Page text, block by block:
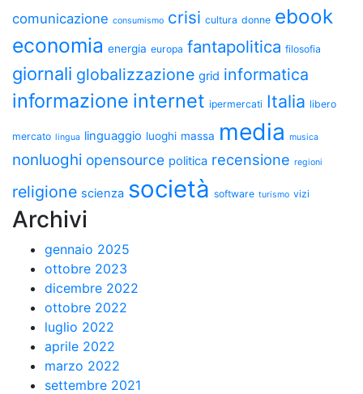
comunicazione consumismo crisi cultura donne ebook
economia energia europa fantapolitica filosofia
giornali globalizzazione grid informatica
informazione internet ipermercati Italia libero
mercato lingua linguaggio luoghi massa media musica
nonluoghi opensource politica recensione regioni
religione scienza società software turismo vizi
Archivi
gennaio 2025
ottobre 2023
dicembre 2022
ottobre 2022
luglio 2022
aprile 2022
marzo 2022
settembre 2021